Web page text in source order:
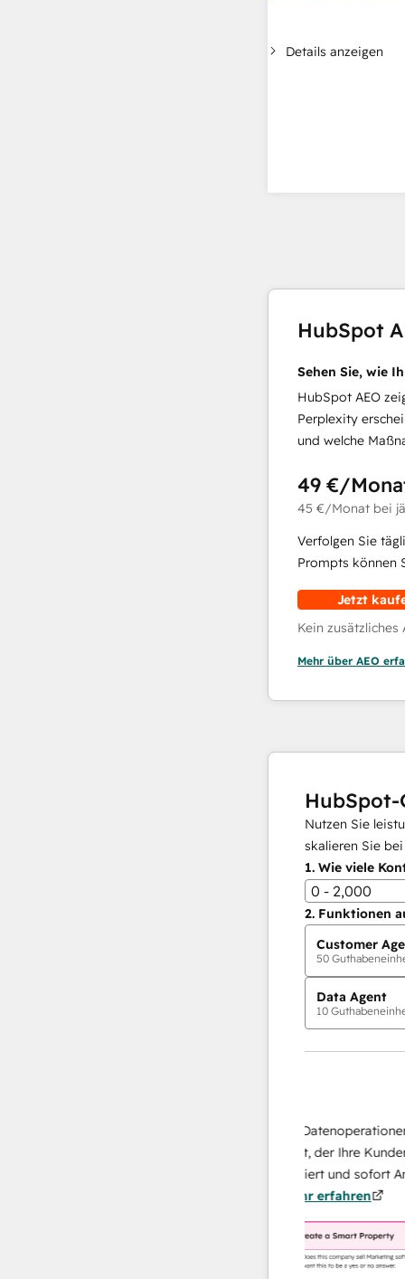
Details anzeigen
HubSpot
Sehen Sie, wie
HubSpot AEO
Perplexity
und welche
49 €/
45 €/Monat bei
Verfolgen Sie
Prompts können
Jetzt
Kein
Mehr über AEO
HubSpot-
Nutzen Sie
skalieren Sie
1. Wie viele
0 - 2,000
2. Funktionen
Customer
50
Data Agent
10
Skalieren Sie Ihrer Datenoperationen mit
KI-gestützten Agent, der Ihre Kunden
recherchiert, analysiert und sofort
Mehr erfahren